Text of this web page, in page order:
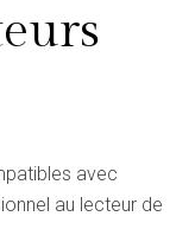
avec
au lecteur de